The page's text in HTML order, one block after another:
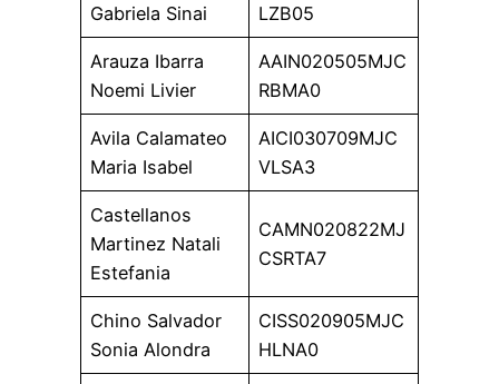
Gabriela Sinai
LZB05
Arauza Ibarra
Noemi Livier
AAIN020505MJC
RBMA0
Avila Calamateo
Maria Isabel
AICI030709MJC
VLSA3
Castellanos
Martinez Natali
Estefania
CAMN020822MJ
CSRTA7
Chino Salvador
Sonia Alondra
CISS020905MJC
HLNA0